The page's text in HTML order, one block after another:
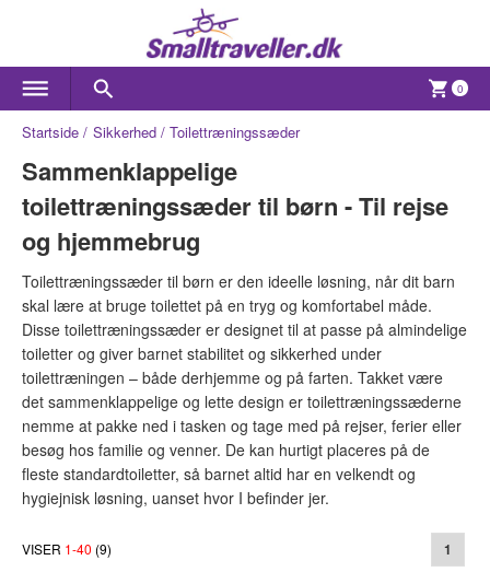
0
Startside Sikkerhed Toilettræningssæder
Sammenklappelige
toilettræningssæder til børn - Til rejse
og hjemmebrug
Toilettræningssæder til børn er den ideelle løsning, når dit barn
skal lære at bruge toilettet på en tryg og komfortabel måde.
Disse toilettræningssæder er designet til at passe på almindelige
toiletter og giver barnet stabilitet og sikkerhed under
toilettræningen – både derhjemme og på farten. Takket være
det sammenklappelige og lette design er toilettræningssæderne
nemme at pakke ned i tasken og tage med på rejser, ferier eller
besøg hos familie og venner. De kan hurtigt placeres på de
fleste standardtoiletter, så barnet altid har en velkendt og
hygiejnisk løsning, uanset hvor I befinder jer.
VISER 1-40 (9) 1